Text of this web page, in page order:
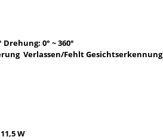
Drehung: 0° ~ 360°
Verlassen/Fehlt Gesichtserkennung
W